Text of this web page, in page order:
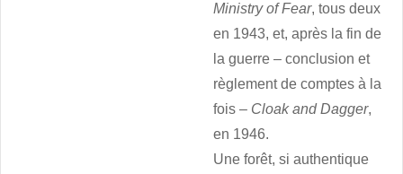
Ministry of Fear, tous deux
en 1943, et, après la fin de
la guerre – conclusion et
règlement de comptes à la
fois – Cloak and Dagger,
en 1946.
Une forêt, si authentique